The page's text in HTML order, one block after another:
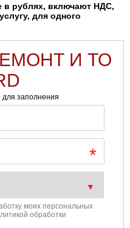
в рублях, включают НДС,
для одного
И ТО
заполнения
моих персональных
обработки